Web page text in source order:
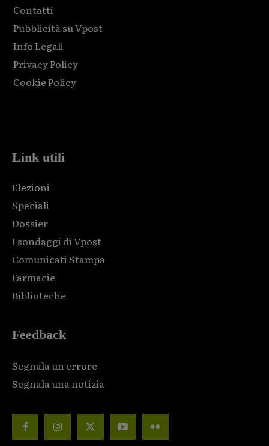
Contatti
Pubblicità su Vpost
Info Legali
Privacy Policy
Cookie Policy
Link utili
Elezioni
Speciali
Dossier
I sondaggi di Vpost
Comunicati Stampa
Farmacie
Biblioteche
Feedback
Segnala un errore
Segnala una notizia